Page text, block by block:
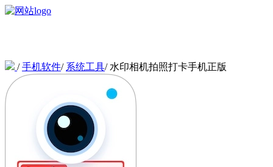
/手机软件/ 系统工具/ 水印相机拍照打卡手机正版